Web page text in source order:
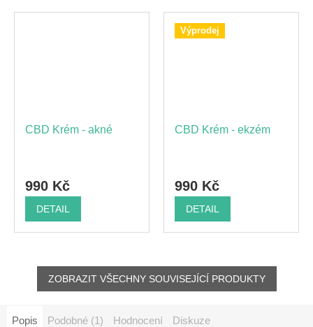
CBD Krém - akné
990 Kč
DETAIL
Výprodej
CBD Krém - ekzém
990 Kč
DETAIL
ZOBRAZIT VŠECHNY SOUVISEJÍCÍ PRODUKTY
Popis Podobné (1) Hodnocení Diskuze